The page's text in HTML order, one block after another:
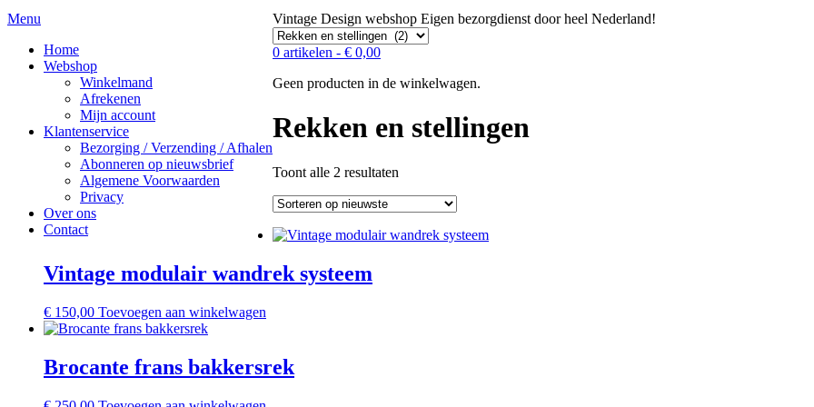
Menu
Home
Webshop
Winkelmand
Afrekenen
Mijn account
Klantenservice
Bezorging / Verzending / Afhalen
Abonneren op nieuwsbrief
Algemene Voorwaarden
Privacy
Over ons
Contact
Vintage Design webshop Eigen bezorgdienst door heel Nederland!
0 artikelen - € 0,00
Geen producten in de winkelwagen.
Rekken en stellingen
Toont alle 2 resultaten
nieuwste
Vintage modulair wandrek systeem
€ 150,00 Toevoegen aan winkelwagen
Brocante frans bakkersrek